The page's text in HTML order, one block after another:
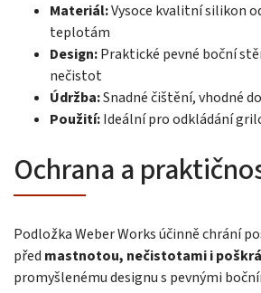
Materiál:Vysoce kvalitní silikon
teplotám
Design:Praktické pevné boční
nečistot
Údržba:Snadné čištění, vhodné
Použití:Ideální pro odkládání
Ochrana a
Podložka Weber Works účinně chrání
před mastnotou, nečistotami i
promyšlenému designu s pevnými